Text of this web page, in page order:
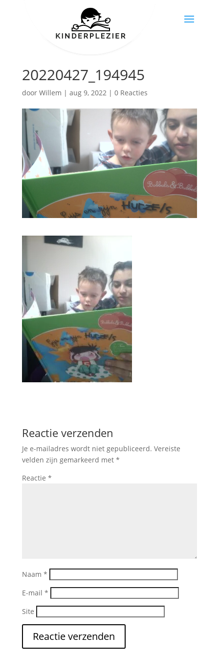
20220427_194945
door Willem | aug 9, 2022| 0 Reacties
Reactie verzenden
Je e-mailadres wordt niet gepubliceerd. Vereiste
velden zijn gemarkeerd met *
Reactie *
Naam *
E-mail *
Site